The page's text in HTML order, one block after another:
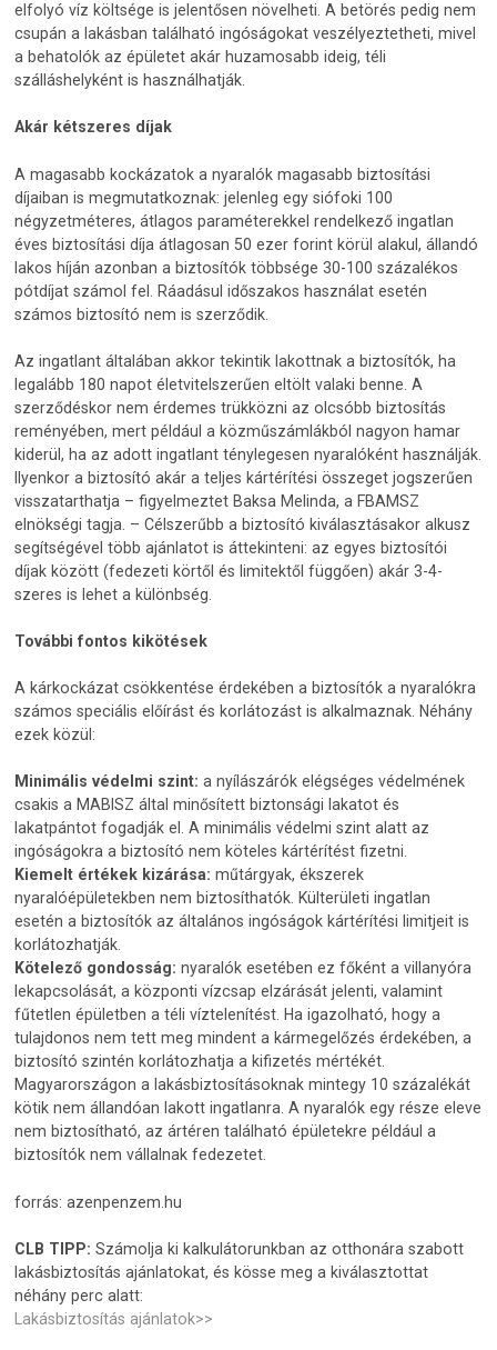
elfolyó víz költsége is jelentősen növelheti. A betörés pedig nem
csupán a lakásban található ingóságokat veszélyeztetheti, mivel
a behatolók az épületet akár huzamosabb ideig, téli
szálláshelyként is használhatják.
Akár kétszeres díjak
A magasabb kockázatok a nyaralók magasabb biztosítási
díjaiban is megmutatkoznak: jelenleg egy siófoki 100
négyzetméteres, átlagos paraméterekkel rendelkező ingatlan
éves biztosítási díja átlagosan 50 ezer forint körül alakul, állandó
lakos híján azonban a biztosítók többsége 30-100 százalékos
pótdíjat számol fel. Ráadásul időszakos használat esetén
számos biztosító nem is szerződik.
Az ingatlant általában akkor tekintik lakottnak a biztosítók, ha
legalább 180 napot életvitelszerűen eltölt valaki benne. A
szerződéskor nem érdemes trükközni az olcsóbb biztosítás
reményében, mert például a közműszámlákból nagyon hamar
kiderül, ha az adott ingatlant ténylegesen nyaralóként használják.
Ilyenkor a biztosító akár a teljes kártérítési összeget jogszerűen
visszatarthatja – figyelmeztet Baksa Melinda, a FBAMSZ
elnökségi tagja. – Célszerűbb a biztosító kiválasztásakor alkusz
segítségével több ajánlatot is áttekinteni: az egyes biztosítói
díjak között (fedezeti körtől és limitektől függően) akár 3-4-
szeres is lehet a különbség.
További fontos kikötések
A kárkockázat csökkentése érdekében a biztosítók a nyaralókra
számos speciális előírást és korlátozást is alkalmaznak. Néhány
ezek közül:
Minimális védelmi szint: a nyílászárók elégséges védelmének
csakis a MABISZ által minősített biztonsági lakatot és
lakatpántot fogadják el. A minimális védelmi szint alatt az
ingóságokra a biztosító nem köteles kártérítést fizetni.
Kiemelt értékek kizárása: műtárgyak, ékszerek
nyaralóépületekben nem biztosíthatók. Külterületi ingatlan
esetén a biztosítók az általános ingóságok kártérítési limitjeit is
korlátozhatják.
Kötelező gondosság: nyaralók esetében ez főként a villanyóra
lekapcsolását, a központi vízcsap elzárását jelenti, valamint
fűtetlen épületben a téli víztelenítést. Ha igazolható, hogy a
tulajdonos nem tett meg mindent a kármegelőzés érdekében, a
biztosító szintén korlátozhatja a kifizetés mértékét.
Magyarországon a lakásbiztosításoknak mintegy 10 százalékát
kötik nem állandóan lakott ingatlanra. A nyaralók egy része eleve
nem biztosítható, az ártéren található épületekre például a
biztosítók nem vállalnak fedezetet.
forrás: azenpenzem.hu
CLB TIPP: Számolja ki kalkulátorunkban az otthonára szabott
lakásbiztosítás ajánlatokat, és kösse meg a kiválasztottat
néhány perc alatt:
Lakásbiztosítás ajánlatok>>